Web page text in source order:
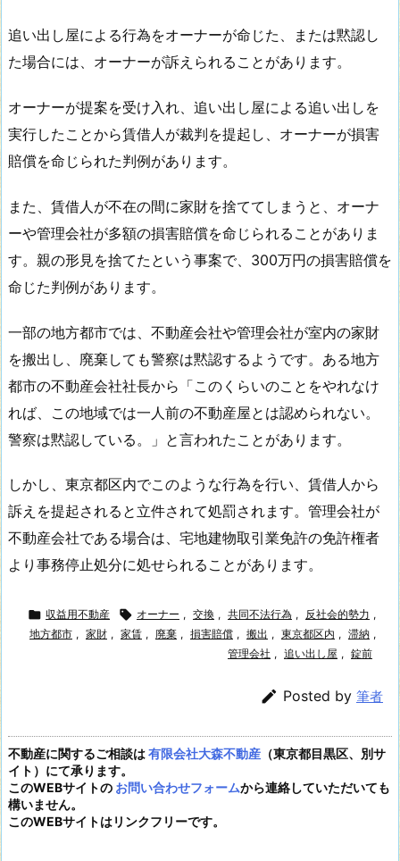
追い出し屋による行為をオーナーが命じた、または黙認し
た場合には、オーナーが訴えられることがあります。
オーナーが提案を受け入れ、追い出し屋による追い出しを
実行したことから賃借人が裁判を提起し、オーナーが損害
賠償を命じられた判例があります。
また、賃借人が不在の間に家財を捨ててしまうと、オーナ
ーや管理会社が多額の損害賠償を命じられることがありま
す。親の形見を捨てたという事案で、300万円の損害賠償を
命じた判例があります。
一部の地方都市では、不動産会社や管理会社が室内の家財
を搬出し、廃棄しても警察は黙認するようです。ある地方
都市の不動産会社社長から「このくらいのことをやれなけ
れば、この地域では一人前の不動産屋とは認められない。
警察は黙認している。」と言われたことがあります。
しかし、東京都区内でこのような行為を行い、賃借人から
訴えを提起されると立件されて処罰されます。管理会社が
不動産会社である場合は、宅地建物取引業免許の免許権者
より事務停止処分に処せられることがあります。
 収益用不動産  オーナー , 交換 , 共同不法行為 , 反社会的勢力 ,
地方都市 , 家財 , 家賃 , 廃棄 , 損害賠償 , 搬出 , 東京都区内 , 滞納 ,
管理会社 , 追い出し屋 , 錠前
 Posted by 筆者
不動産に関するご相談は有限会社大森不動産 （東京都目黒区、別サ
イト）にて承ります。
このWEBサイトの お問い合わせフォームから連絡していただいても
構いません。
このWEBサイトはリンクフリーです。